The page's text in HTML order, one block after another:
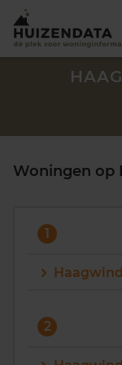
Zoek een
Woningen op
1
2